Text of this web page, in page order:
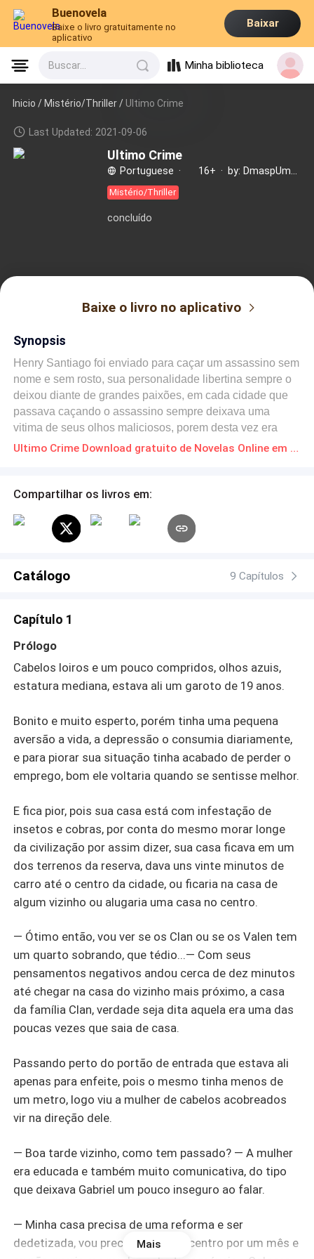
Buenovela
Baixe o livro gratuitamente no
aplicativo
Baixar
Buscar... Minha biblioteca
Inicio /Mistério/Thriller/ Ultimo Crime
Last Updated: 2021-09-06
Ultimo Crime
Portuguese · 16+ ·
Mistério/Thriller
concluído
Baixe o livro no aplicativo
Synopsis
Henry Santiago foi enviado para caçar um assassino sem
nome e sem rosto, sua personalidade libertina sempre o
deixou diante de grandes paixões, em cada cidade que
passava caçando o assassino sempre deixava uma
vitima de seus olhos maliciosos, porem desta vez era
amor, e desta vez ele poderia jamais ver o jovem de
Ultimo Crime Download gratuito de Novelas Online em PDF
Compartilhar os livros em:
Catálogo 9 Capítulos
Capítulo 1
Prólogo
Cabelos loiros e um pouco compridos, olhos azuis,
estatura mediana, estava ali um garoto de 19 anos.
Bonito e muito esperto, porém tinha uma pequena
aversão a vida, a depressão o consumia diariamente,
e para piorar sua situação tinha acabado de perder o
emprego, bom ele voltaria quando se sentisse melhor.
E fica pior, pois sua casa está com infestação de
insetos e cobras, por conta do mesmo morar longe
da civilização por assim dizer, sua casa ficava em um
dos terrenos da reserva, dava uns vinte minutos de
carro até o centro da cidade, ou ficaria na casa de
algum vizinho ou alugaria uma casa no centro.
— Ótimo então, vou ver se os Clan ou se os Valen tem
um quarto sobrando, que tédio...— Com seus
pensamentos negativos andou cerca de dez minutos
até chegar na casa do vizinho mais próximo, a casa
da família Clan, verdade seja dita aquela era uma das
poucas vezes que saia de casa.
Passando perto do portão de entrada que estava ali
apenas para enfeite, pois o mesmo tinha menos de
um metro, logo viu a mulher de cabelos acobreados
vir na direção dele.
— Boa tarde vizinho, como tem passado? — A mulher
era educada e também muito comunicativa, do tipo
que deixava Gabriel um pouco inseguro ao falar.
— Minha casa precisa de uma reforma e ser
dedetizada, vou precisar ficar no centro por um mês e
Mais